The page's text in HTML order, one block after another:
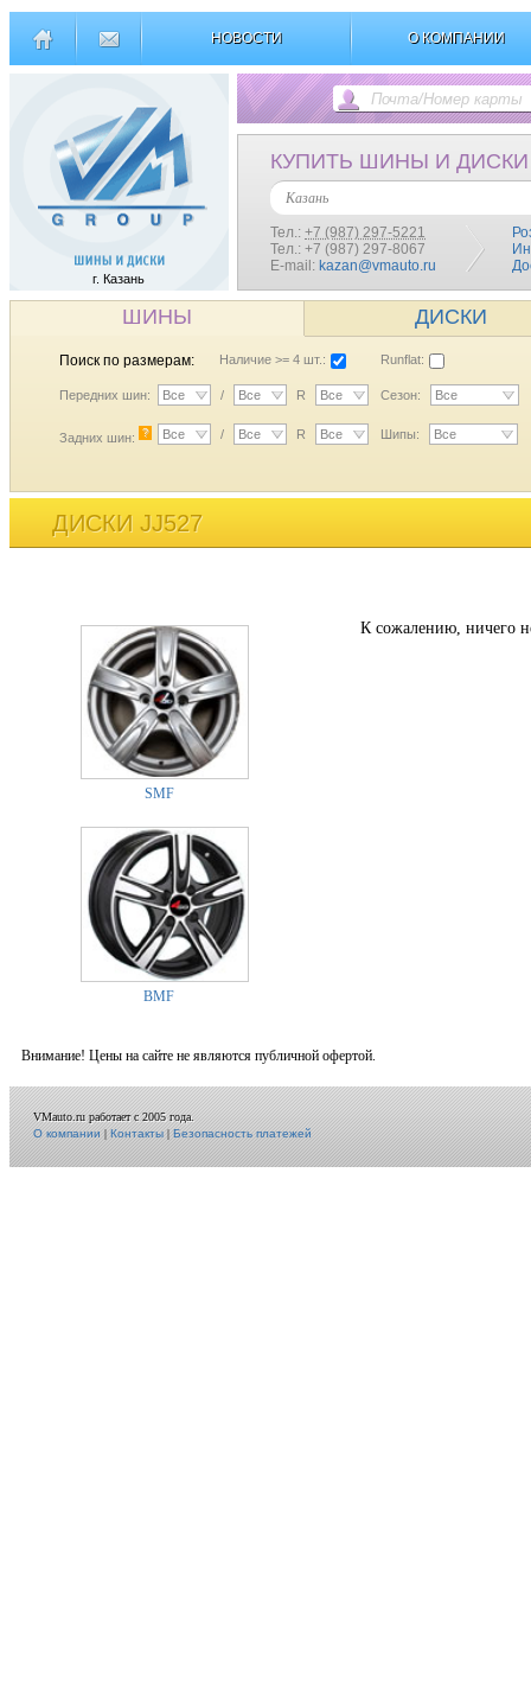
НОВОСТИ О КОМПАНИИ
г. Казань
КУПИТЬ ШИНЫ И ДИСКИ
Казань
Тел.: +7 (987) 297-5221
Тел.: +7 (987) 297-8067
E-mail: kazan@vmauto.ru
ШИНЫ ДИСКИ
Поиск по размерам: Наличие >= 4 шт.: Runflat:
Передних шин: Все / Все R Все Сезон: Все
Задних шин: ? Все / Все R Все Шипы: Все
ДИСКИ JJ527
SMF
BMF
К сожалению, ничего
Внимание! Цены на сайте не являются публичной офертой.
VMauto.ru работает с 2005 года.
О компании|Контакты|Безопасность платежей